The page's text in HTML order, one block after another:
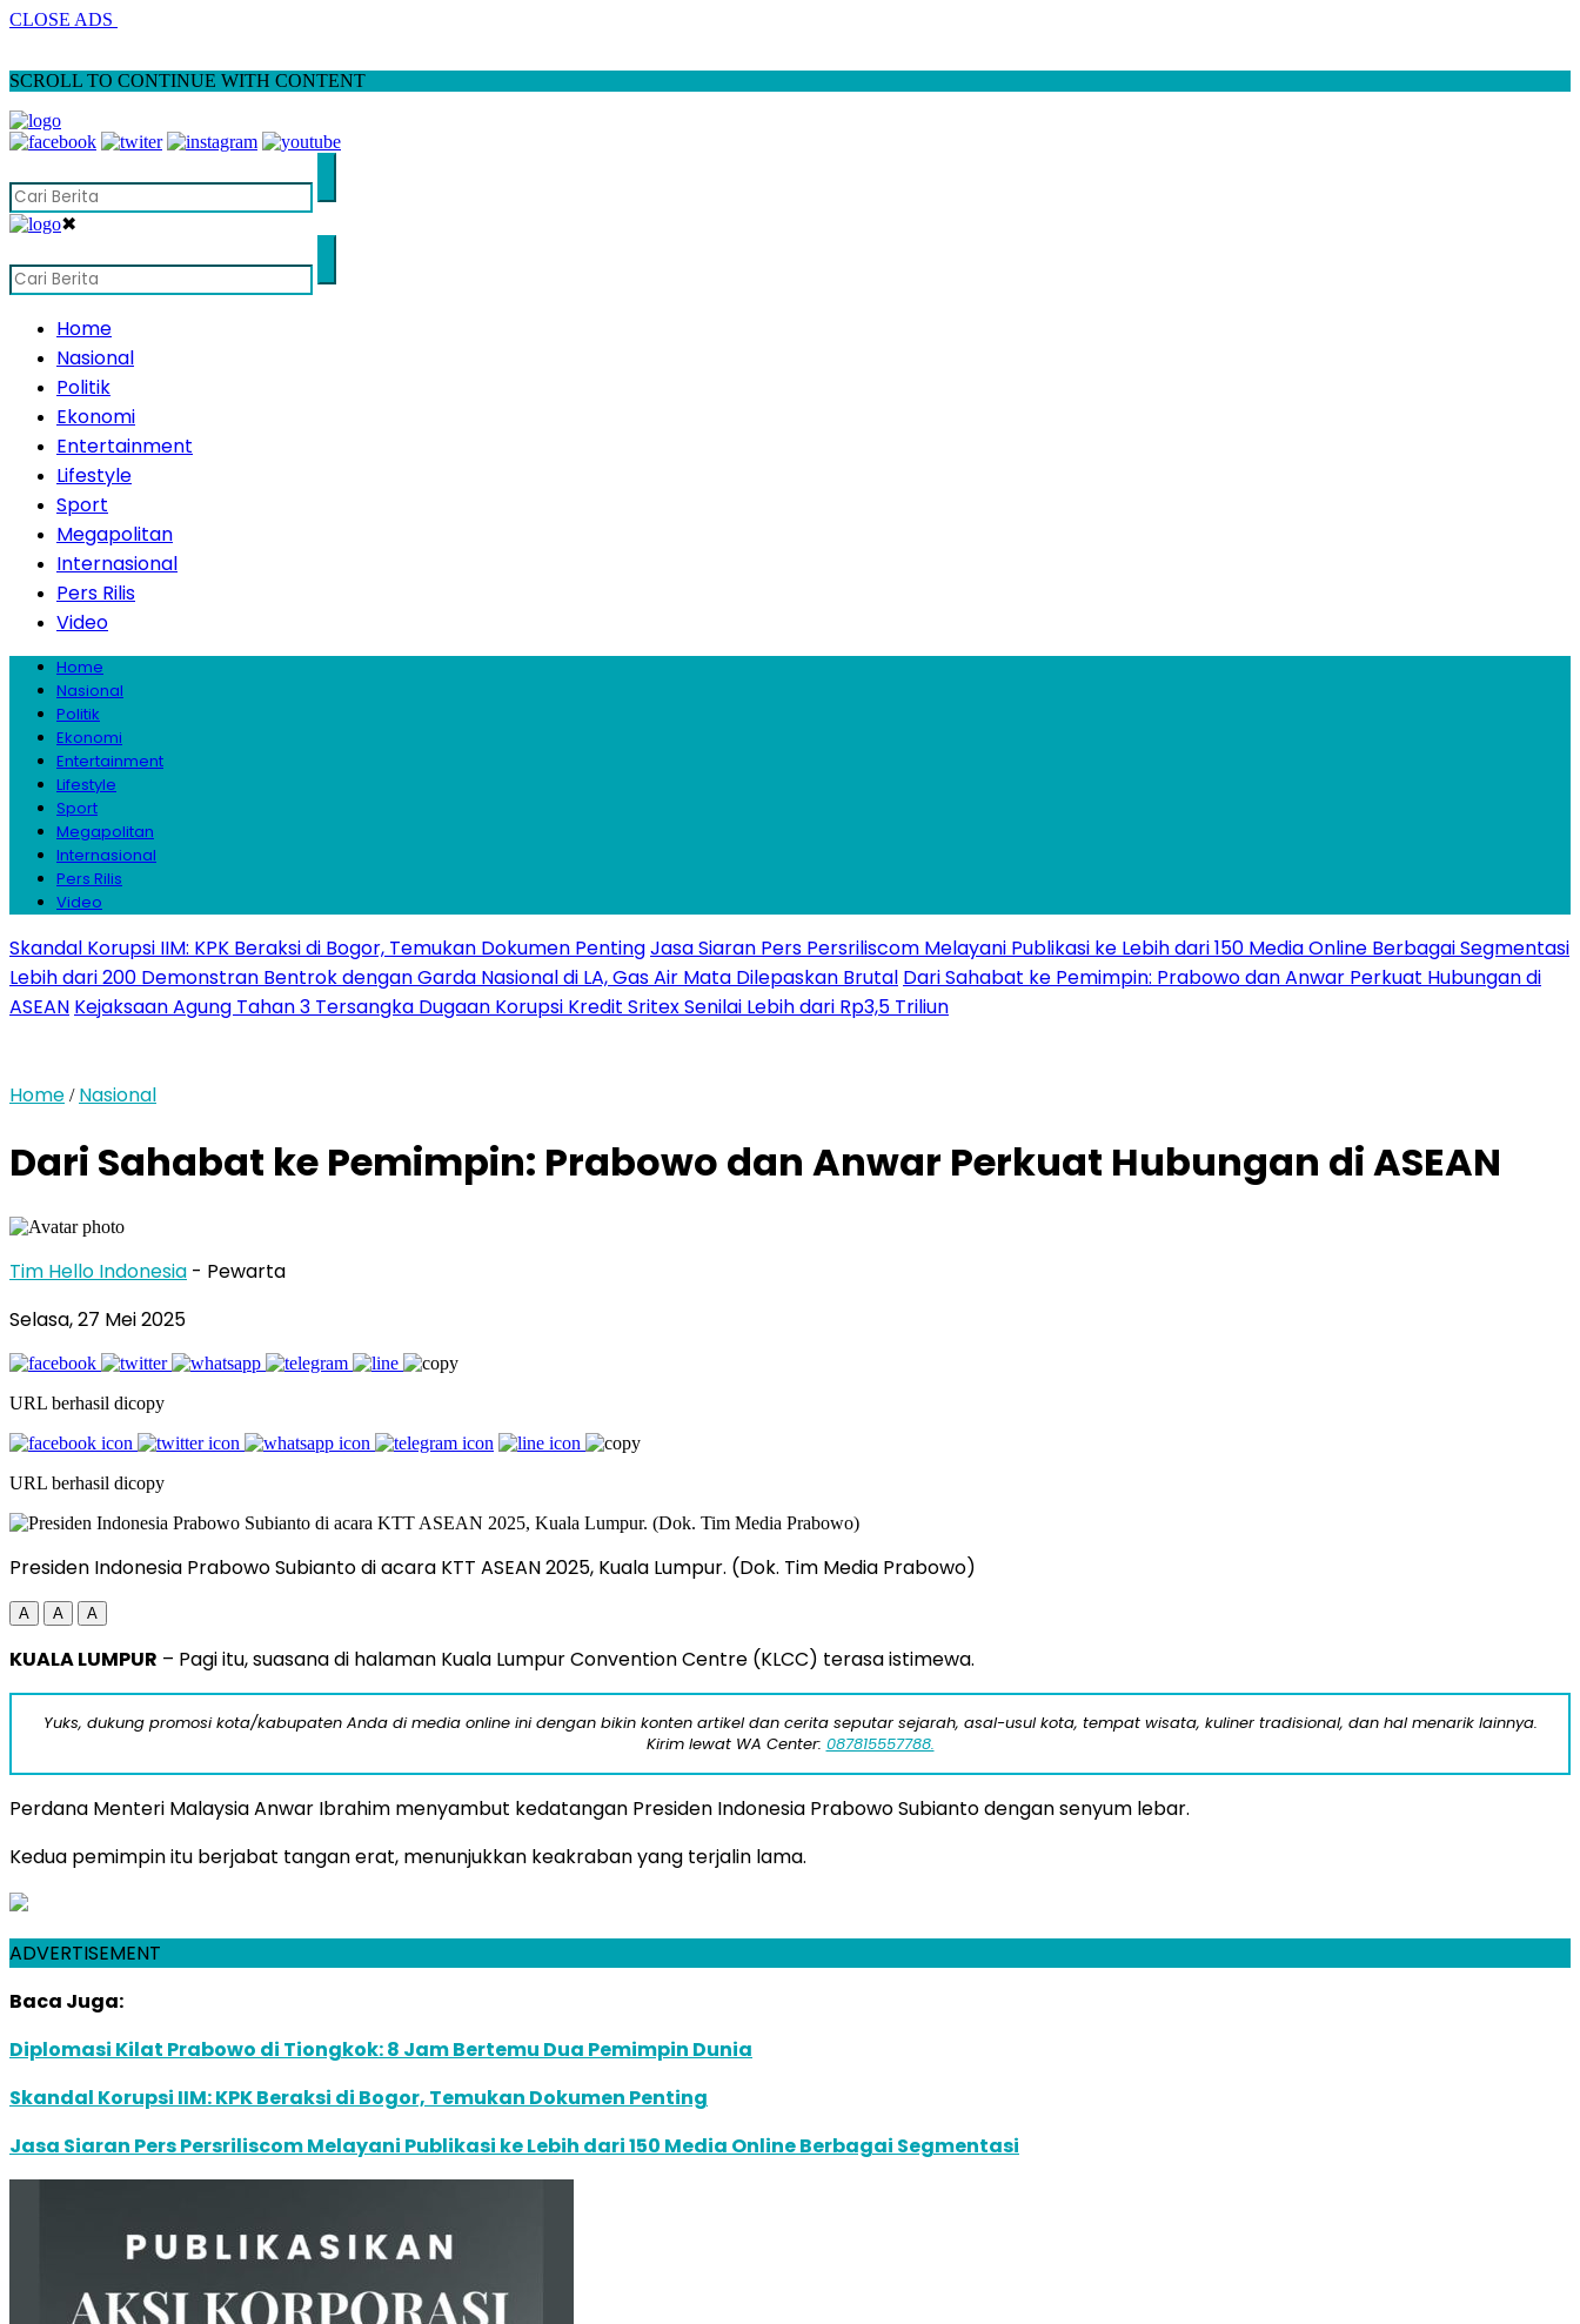
CLOSE ADS
SCROLL TO CONTINUE WITH CONTENT
✖
Home
Nasional
Politik
Ekonomi
Entertainment
Lifestyle
Sport
Megapolitan
Internasional
Pers Rilis
Video
Home
Nasional
Politik
Ekonomi
Entertainment
Lifestyle
Sport
Megapolitan
Internasional
Pers Rilis
Video
Skandal Korupsi IIM: KPK Beraksi di Bogor, Temukan Dokumen PentingJasa Siaran Pers Persriliscom Melayani Publikasi ke Lebih dari 150 Media Online Berbagai Segmentasi
Lebih dari 200 Demonstran Bentrok dengan Garda Nasional di LA, Gas Air Mata Dilepaskan Brutal Dari Sahabat ke Pemimpin: Prabowo dan Anwar Perkuat Hubungan di
ASEAN Kejaksaan Agung Tahan 3 Tersangka Dugaan Korupsi Kredit Sritex Senilai Lebih dari Rp3,5 Triliun
Home / Nasional
Dari Sahabat ke Pemimpin: Prabowo dan Anwar Perkuat Hubungan di ASEAN
Tim Hello Indonesia - Pewarta
Selasa, 27 Mei 2025
URL berhasil dicopy
URL berhasil dicopy
Presiden Indonesia Prabowo Subianto di acara KTT ASEAN 2025, Kuala Lumpur. (Dok. Tim Media Prabowo)
A A A
KUALA LUMPUR – Pagi itu, suasana di halaman Kuala Lumpur Convention Centre (KLCC) terasa istimewa.
Yuks, dukung promosi kota/kabupaten Anda di media online ini dengan bikin konten artikel dan cerita seputar sejarah, asal-usul kota, tempat wisata, kuliner tradisional, dan hal menarik lainnya.
Kirim lewat WA Center: 087815557788.
Perdana Menteri Malaysia Anwar Ibrahim menyambut kedatangan Presiden Indonesia Prabowo Subianto dengan senyum lebar.
Kedua pemimpin itu berjabat tangan erat, menunjukkan keakraban yang terjalin lama.
ADVERTISEMENT
Baca Juga:
Diplomasi Kilat Prabowo di Tiongkok: 8 Jam Bertemu Dua Pemimpin Dunia
Skandal Korupsi IIM: KPK Beraksi di Bogor, Temukan Dokumen Penting
Jasa Siaran Pers Persriliscom Melayani Publikasi ke Lebih dari 150 Media Online Berbagai Segmentasi